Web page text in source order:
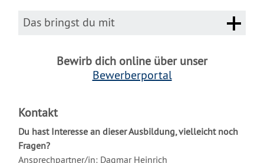
Das bringst du mit
Bewirb dich online über unser
Bewerberportal
Kontakt
Du hast Interesse an dieser Ausbildung, vielleicht noch
Fragen?
Ansprechpartner/in: Dagmar Heinrich